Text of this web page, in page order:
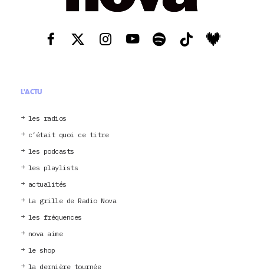
L'ACTU
les radios
c’était quoi ce titre
les podcasts
les playlists
actualités
La grille de Radio Nova
les fréquences
nova aime
le shop
la dernière tournée